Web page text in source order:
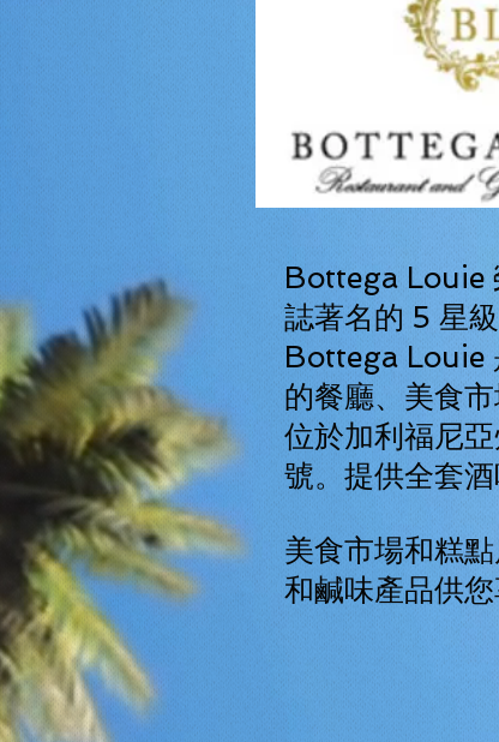
Bottega Louie
誌著名的 5 星級
Bottega Louie
的餐廳、美食
位於加利福尼
號。提供全套
美食市場和糕
和鹹味產品供您